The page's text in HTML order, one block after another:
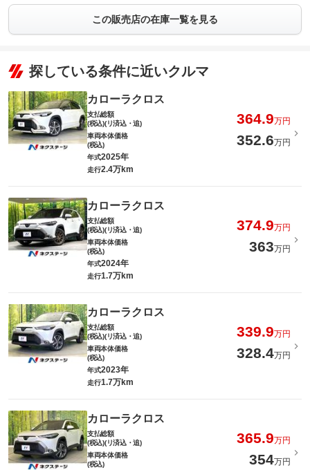
この販売店の在庫一覧を見る
探している条件に近いクルマ
カローラクロス
支払総額
(税込)(リ済込・追)
364.9万円
車両本体価格
(税込)
352.6万円
年式2025年
走行2.4万km
カローラクロス
支払総額
(税込)(リ済込・追)
374.9万円
車両本体価格
(税込)
363万円
年式2024年
走行1.7万km
カローラクロス
支払総額
(税込)(リ済込・追)
339.9万円
車両本体価格
(税込)
328.4万円
年式2023年
走行1.7万km
カローラクロス
支払総額
(税込)(リ済込・追)
365.9万円
車両本体価格
(税込)
354万円